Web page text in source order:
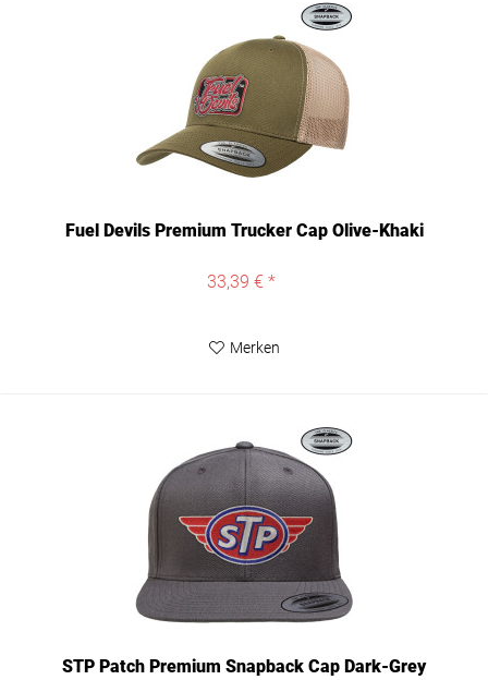
Fuel Devils Premium Trucker Cap Olive-Khaki
33,39 € *
Merken
STP Patch Premium Snapback Cap Dark-Grey